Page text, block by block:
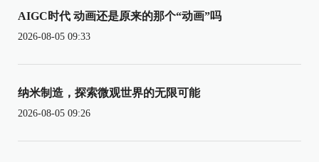
AIGC时代 动画还是原来的那个“动画”吗
2026-08-05 09:33
纳米制造，探索微观世界的无限可能
2026-08-05 09:26